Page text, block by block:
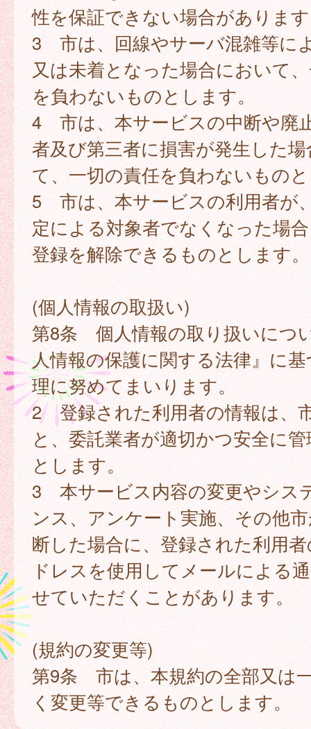
性を保証できない場合がありま
3 市は、回線やサーバ混雑等に
又は未着となった場合において
を負わないものとします。
4 市は、本サービスの中断や廃
者及び第三者に損害が発生した
て、一切の責任を負わないもの
5 市は、本サービスの利用者が
定による対象者でなくなった場
登録を解除できるものとします。
(個人情報の取扱い)
第8条 個人情報の取り扱いにつ
人情報の保護に関する法律』に
理に努めてまいります。
2 登録された利用者の情報は、
と、委託業者が適切かつ安全に
とします。
3 本サービス内容の変更やシス
ンス、アンケート実施、その他
断した場合に、登録された利用
ドレスを使用してメールによる
せていただくことがあります。
(規約の変更等)
第9条 市は、本規約の全部又は
く変更等できるものとします。